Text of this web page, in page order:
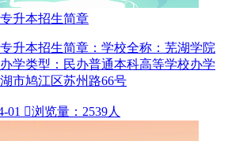
升本招生简章
升本招生简章：学校全称：芜湖学院
学类型：民办普通本科高等学校办学
市鸠江区苏州路66号
01 浏览量：2539人